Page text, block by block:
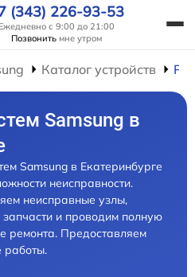
(343) 226-93-53
Ежедневно с 9:00 до 21:00
Позвонить мне утром
Каталог устройств
Samsung в
Samsung в Екатеринбурге
неисправности.
неисправные узлы,
и проводим полную
ремонта. Предоставляем
работы.